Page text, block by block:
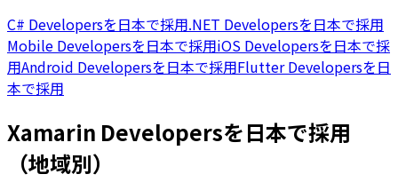
C# Developersを日本で採用.NET Developersを日本で採用
Mobile Developersを日本で採用iOS Developersを日本で採
用Android Developersを日本で採用Flutter Developersを日
本で採用
Xamarin Developersを日本で採用
（地域別）